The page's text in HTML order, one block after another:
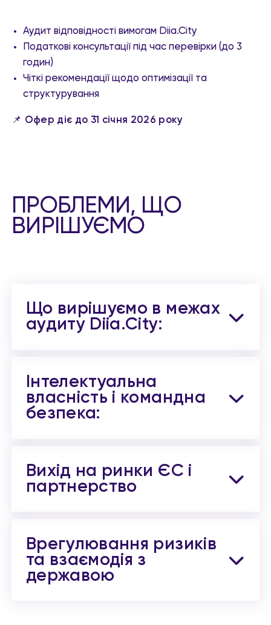
Аудит відповідності вимогам Diia.City
Податкові консультації під час перевірки (до 3
годин)
Чіткі рекомендації щодо оптимізації та
структурування
📌 Офер діє до 31 січня 2026 року
ПРОБЛЕМИ, ЩО
ВИРІШУЄМО
Що вирішуємо в межах
аудиту Diia.City:
Інтелектуальна
власність і командна
безпека:
Вихід на ринки ЄС і
партнерство
Врегулювання ризиків
та взаємодія з
державою